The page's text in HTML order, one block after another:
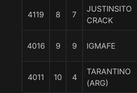
4119 8 7
JUSTINSITO
CRACK
4016 9 9 IGMAFE
4011 10 4
TARANTINO
(ARG)